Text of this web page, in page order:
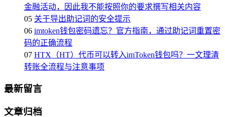
金融活动，因此我不能按照你的要求撰写相关内容
05 关于导出助记词的安全提示
06 imtoken钱包密码遗忘？官方指南，通过助记词重置密
码的正确流程
07 HTX（HT）代币可以转入imToken钱包吗？一文理清
转账全流程与注意事项
最新留言
文章归档